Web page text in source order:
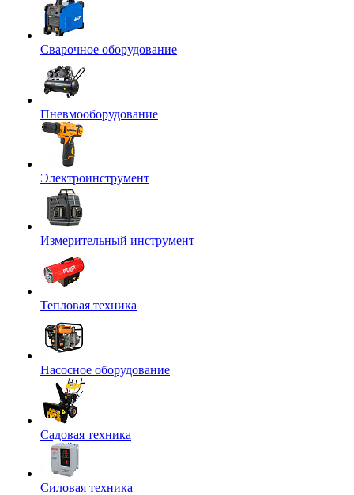
Сварочное оборудование
Пневмооборудование
Электроинструмент
Измерительный инструмент
Тепловая техника
Насосное оборудование
Садовая техника
Силовая техника